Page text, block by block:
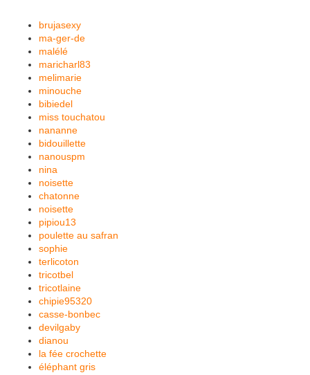
brujasexy
ma-ger-de
malélé
maricharl83
melimarie
minouche
bibiedel
miss touchatou
nananne
bidouillette
nanouspm
nina
noisette
chatonne
noisette
pipiou13
poulette au safran
sophie
terlicoton
tricotbel
tricotlaine
chipie95320
casse-bonbec
devilgaby
dianou
la fée crochette
éléphant gris